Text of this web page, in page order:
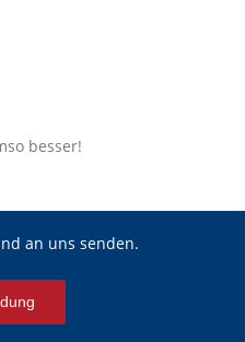
besser!
an uns senden.